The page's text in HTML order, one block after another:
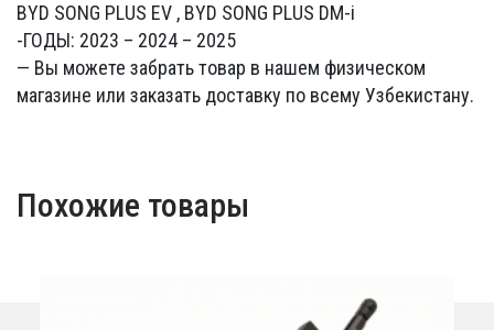
BYD SONG PLUS EV , BYD SONG PLUS DM-i
-ГОДЫ: 2023 – 2024 – 2025
— Вы можете забрать товар в нашем физическом
магазине или заказать доставку по всему Узбекистану.
Похожие товары